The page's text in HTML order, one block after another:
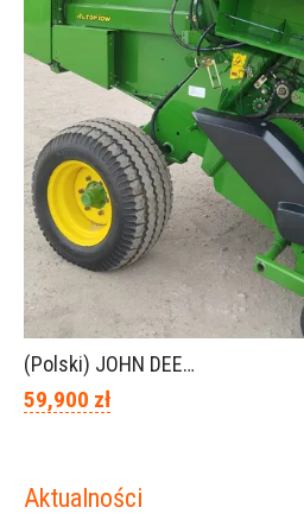
(Polski) JOHN DEERE 854 piękny stan
59,900 zł
Aktualności